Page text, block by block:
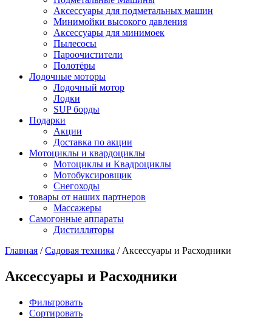
Аксессуары для подметальных машин
Минимойки высокого давления
Аксессуары для минимоек
Пылесосы
Пароочистители
Полотёры
Лодочные моторы
Лодочный мотор
Лодки
SUP борды
Подарки
Акции
Доставка по акции
Мотоциклы и квардоциклы
Мотоциклы и Квадроциклы
Мотобуксировщик
Снегоходы
товары от наших партнеров
Массажеры
Самогонные аппараты
Дистилляторы
Главная /Садовая техника / Аксессуары и Расходники
Аксессуары и Расходники
Фильтровать
Сортировать